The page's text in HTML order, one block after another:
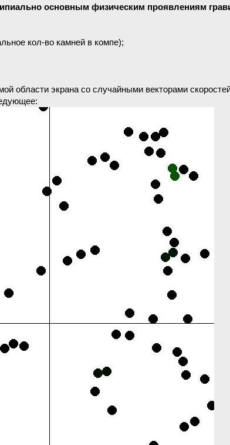
основным физическим проявлениям
кол-во камней в компе);
области экрана со случайными векторами